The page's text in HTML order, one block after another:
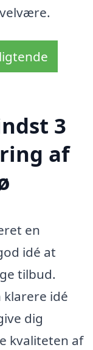
3
af
en
idé at
tilbud.
klarere idé
dig
kvaliteten af